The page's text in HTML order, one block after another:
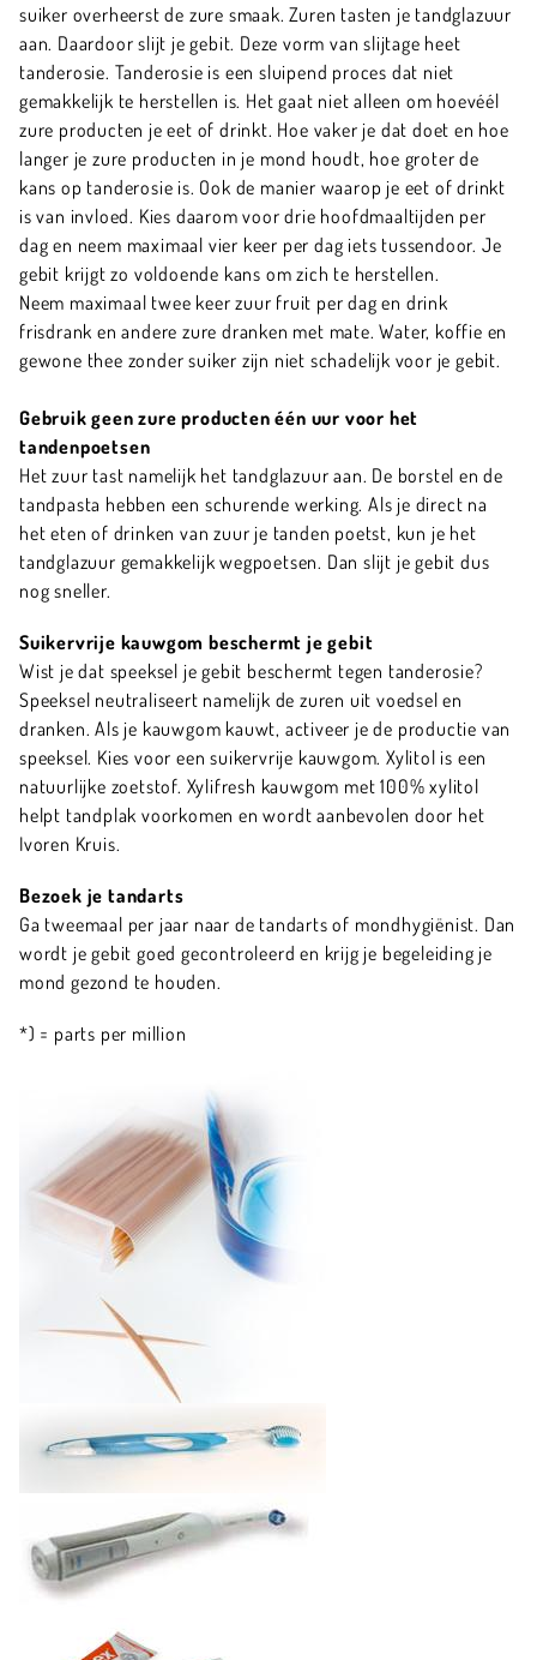
suiker overheerst de zure smaak. Zuren tasten je tandglazuur
aan. Daardoor slijt je gebit. Deze vorm van slijtage heet
tanderosie. Tanderosie is een sluipend proces dat niet
gemakkelijk te herstellen is. Het gaat niet alleen om hoevéél
zure producten je eet of drinkt. Hoe vaker je dat doet en hoe
langer je zure producten in je mond houdt, hoe groter de
kans op tanderosie is. Ook de manier waarop je eet of drinkt
is van invloed. Kies daarom voor drie hoofdmaaltijden per
dag en neem maximaal vier keer per dag iets tussendoor. Je
gebit krijgt zo voldoende kans om zich te herstellen.
Neem maximaal twee keer zuur fruit per dag en drink
frisdrank en andere zure dranken met mate. Water, koffie en
gewone thee zonder suiker zijn niet schadelijk voor je gebit.
Gebruik geen zure producten één uur voor het
tandenpoetsen
Het zuur tast namelijk het tandglazuur aan. De borstel en de
tandpasta hebben een schurende werking. Als je direct na
het eten of drinken van zuur je tanden poetst, kun je het
tandglazuur gemakkelijk wegpoetsen. Dan slijt je gebit dus
nog sneller.
Suikervrije kauwgom beschermt je gebit
Wist je dat speeksel je gebit beschermt tegen tanderosie?
Speeksel neutraliseert namelijk de zuren uit voedsel en
dranken. Als je kauwgom kauwt, activeer je de productie van
speeksel. Kies voor een suikervrije kauwgom. Xylitol is een
natuurlijke zoetstof. Xylifresh kauwgom met 100% xylitol
helpt tandplak voorkomen en wordt aanbevolen door het
Ivoren Kruis.
Bezoek je tandarts
Ga tweemaal per jaar naar de tandarts of mondhygiënist. Dan
wordt je gebit goed gecontroleerd en krijg je begeleiding je
mond gezond te houden.
*) = parts per million